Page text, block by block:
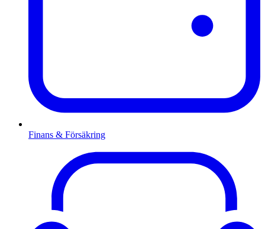
Finans & Försäkring